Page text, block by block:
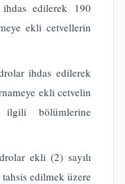
edilerek 190
ekli cetvellerin
ihdas edilerek
ekli cetvelin
ilgili bölümlerine
ekli (2) sayılı
edilmek üzere